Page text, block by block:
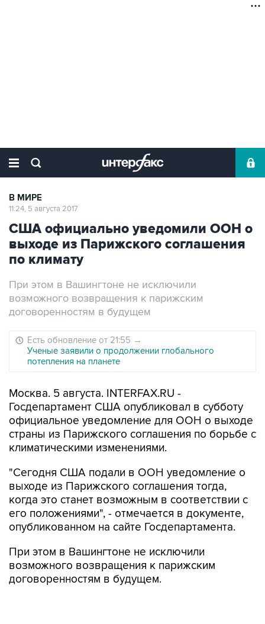
В МИРЕ
11:24, 5 августа 2017
США официально уведомили ООН о
выходе из Парижского соглашения
по климату
При этом в Вашингтоне не исключили
возможного возвращения к парижским
договоренностям в будущем
Есть обновление от 21:55 →
Ученые заявили о продолжении глобального
потепления на планете
Москва. 5 августа. INTERFAX.RU -
Госдепартамент США опубликовал в субботу
официальное уведомление для ООН о выходе
страны из Парижского соглашения по борьбе с
климатическими изменениями.
"Сегодня США подали в ООН уведомление о
выходе из Парижского соглашения тогда,
когда это станет возможным в соответствии с
его положениями", - отмечается в документе,
опубликованном на сайте Госдепартамента.
При этом в Вашингтоне не исключили
возможного возвращения к парижским
договоренностям в будущем.